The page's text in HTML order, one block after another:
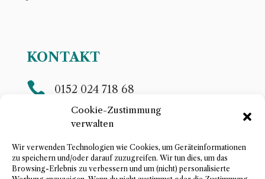
Cookie-Zustimmung
verwalten
Wir verwenden Technologien wie Cookies, um Geräteinformationen
zu speichern und/oder darauf zuzugreifen. Wir tun dies, um das
Browsing-Erlebnis zu verbessern und um (nicht) personalisierte
KONTAKT
 0152 024 718 68
steffis.storytelling(at)gmail.com
E-Mail